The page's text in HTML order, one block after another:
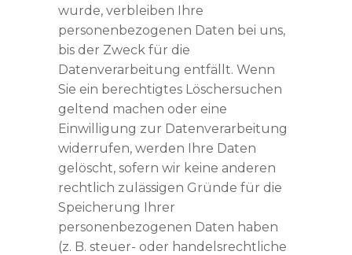
wurde, verbleiben Ihre
personenbezogenen Daten bei uns,
bis der Zweck für die
Datenverarbeitung entfällt. Wenn
Sie ein berechtigtes Löschersuchen
geltend machen oder eine
Einwilligung zur Datenverarbeitung
widerrufen, werden Ihre Daten
gelöscht, sofern wir keine anderen
rechtlich zulässigen Gründe für die
Speicherung Ihrer
personenbezogenen Daten haben
(z. B. steuer- oder handelsrechtliche